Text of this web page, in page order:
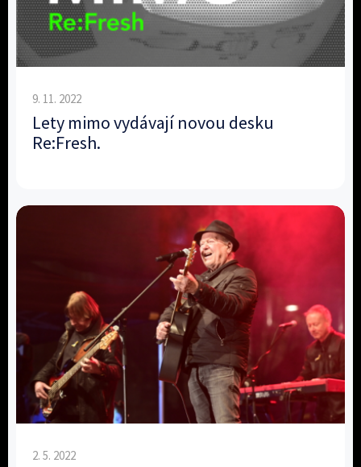
9. 11. 2022
Lety mimo vydávají novou desku
Re:Fresh.
2. 5. 2022